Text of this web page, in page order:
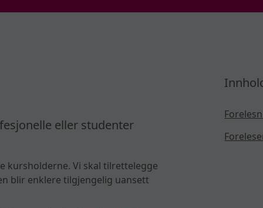
15
eller studenter
kursholderne. Vi skal tilrettelegge
blir enklere tilgjengelig uansett